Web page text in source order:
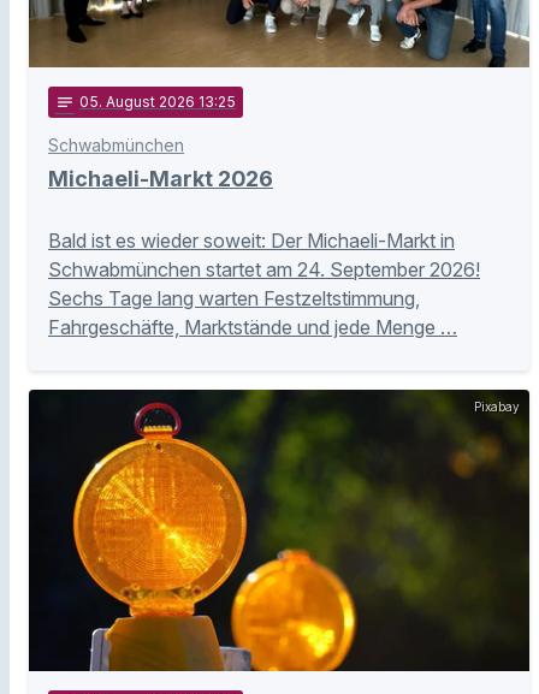
notes 05. August 2026 13:25
Schwabmünchen
Michaeli-Markt 2026
Bald ist es wieder soweit: Der Michaeli-Markt in
Schwabmünchen startet am 24. September 2026!
Sechs Tage lang warten Festzeltstimmung,
Fahrgeschäfte, Marktstände und jede Menge …
Pixabay